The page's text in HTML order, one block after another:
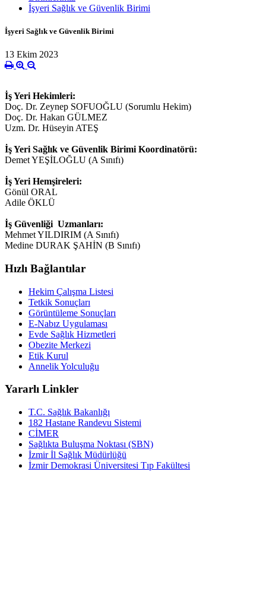
İşyeri Sağlık ve Güvenlik Birimi
İşyeri Sağlık ve Güvenlik Birimi
13 Ekim 2023
İş Yeri Hekimleri:
Doç. Dr. Zeynep SOFUOĞLU (Sorumlu Hekim)
Doç. Dr. Hakan GÜLMEZ
Uzm. Dr. Hüseyin ATEŞ
İş Yeri Sağlık ve Güvenlik Birimi Koordinatörü:
Demet YEŞİLOĞLU (A Sınıfı)
İş Yeri Hemşireleri:
Gönül ORAL
Adile ÖKLÜ
İş Güvenliği Uzmanları:
Mehmet YILDIRIM (A Sınıfı)
Medine DURAK ŞAHİN (B Sınıfı)
Hızlı Bağlantılar
Hekim Çalışma Listesi
Tetkik Sonuçları
Görüntüleme Sonuçları
E-Nabız Uygulaması
Evde Sağlık Hizmetleri
Obezite Merkezi
Etik Kurul
Annelik Yolculuğu
Yararlı Linkler
T.C. Sağlık Bakanlığı
182 Hastane Randevu Sistemi
CİMER
Sağlıkta Buluşma Noktası (SBN)
İzmir İl Sağlık Müdürlüğü
İzmir Demokrasi Üniversitesi Tıp Fakültesi